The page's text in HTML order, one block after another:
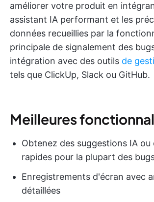
améliorer votre produit en
assistant IA performant et les
données recueillies par la
principale de signalement des
intégration avec des outils de
tels que ClickUp, Slack ou GitHub.
Meilleures
Obtenez des suggestions IA ou
rapides pour la plupart des
Enregistrements d'écran avec
détaillées